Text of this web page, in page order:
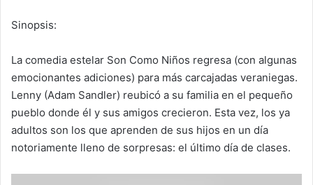
Sinopsis:
La comedia estelar Son Como Niños regresa (con algunas
emocionantes adiciones) para más carcajadas veraniegas.
Lenny (Adam Sandler) reubicó a su familia en el pequeño
pueblo donde él y sus amigos crecieron. Esta vez, los ya
adultos son los que aprenden de sus hijos en un día
notoriamente lleno de sorpresas: el último día de clases.